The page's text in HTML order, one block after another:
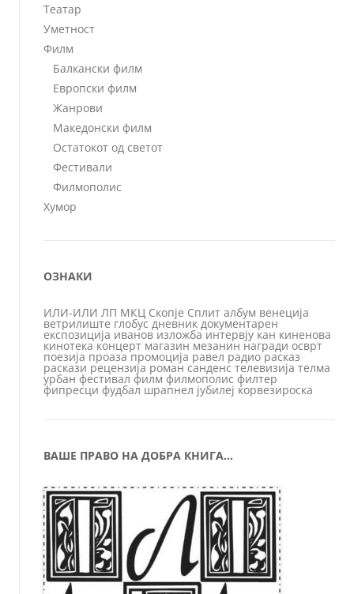
Театар
Уметност
Филм
Балкански филм
Европски филм
Жанрови
Македонски филм
Остатокот од светот
Фестивали
Филмополис
Хумор
ОЗНАКИ
ИЛИ-ИЛИ ЛП МКЦ Скопје Сплит албум венеција
ветрилиште глобус дневник документарен
експозиција иванов изложба интервју кан киненова
кинотека концерт магазин мезанин награди осврт
поезија проаза промоција равел радио расказ
раскази рецензија роман санденс телевизија телма
урбан фестивал филм филмополис филтер
фипресци фудбал шрапнел јубилеј ќорвезироска
ВАШЕ ПРАВО НА ДОБРА КНИГА…